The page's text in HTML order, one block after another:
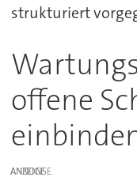
strukturiert
offene
ANZEIGE